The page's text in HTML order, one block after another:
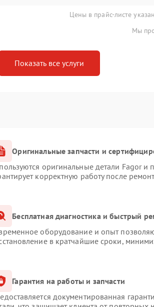
Цены в прайс-листе
Мы
Показать все услуги
Оригинальные запчасти и
оригинальные детали Fagor
корректную работу после
Бесплатная диагностика и быстрый
оборудование и опыт
в кратчайшие сроки,
Гарантия на работы и запчасти
документированная